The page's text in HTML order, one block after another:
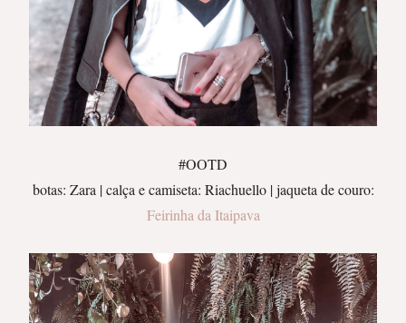
#OOTD
botas: Zara | calça e camiseta: Riachuello | jaqueta de couro:
Feirinha da Itaipava